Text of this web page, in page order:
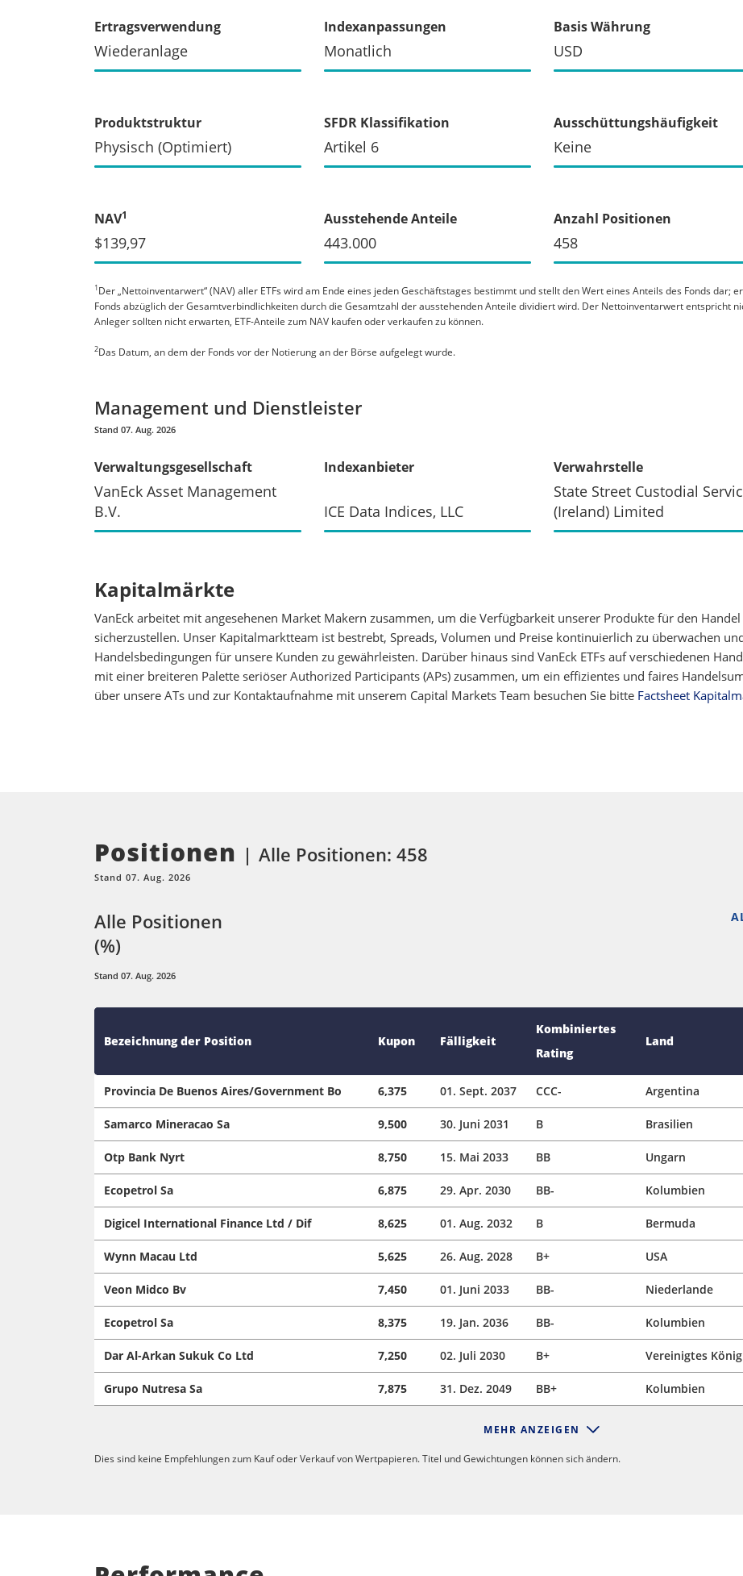
Ertragsverwendung
Wiederanlage
Indexanpassungen
Monatlich
Basis Währung
USD
Produktstruktur
Physisch (Optimiert)
SFDR Klassifikation
Artikel 6
Ausschüttungshäufigkeit
Keine
NAV1
$139,97
Ausstehende Anteile
443.000
Anzahl Positionen
458
1Der „Nettoinventarwert“ (NAV) aller ETFs wird am Ende eines jeden Geschäftstages bestimmt und stellt den Wert eines Anteils des Fonds dar;
Fonds abzüglich der Gesamtverbindlichkeiten durch die Gesamtzahl der ausstehenden Anteile dividiert wird. Der Nettoinventarwert entspricht
Anleger sollten nicht erwarten, ETF-Anteile zum NAV kaufen oder verkaufen zu können.
2Das Datum, an dem der Fonds vor der Notierung an der Börse aufgelegt wurde.
Management und Dienstleister
Stand 07. Aug. 2026
Verwaltungsgesellschaft
VanEck Asset Management
B.V.
Indexanbieter
ICE Data Indices, LLC
Verwahrstelle
State Street Custodial
(Ireland) Limited
Kapitalmärkte
VanEck arbeitet mit angesehenen Market Makern zusammen, um die Verfügbarkeit unserer Produkte für den
sicherzustellen. Unser Kapitalmarktteam ist bestrebt, Spreads, Volumen und Preise kontinuierlich zu überwachen
Handelsbedingungen für unsere Kunden zu gewährleisten. Darüber hinaus sind VanEck ETFs auf verschiedenen
mit einer breiteren Palette seriöser Authorized Participants (APs) zusammen, um ein effizientes und faires
über unsere ATs und zur Kontaktaufnahme mit unserem Capital Markets Team besuchen Sie bitte Factsheet
Positionen
Stand 07. Aug. 2026
Alle Positionen: 458
Alle Positionen
(%)
Stand 07. Aug. 2026
Bezeichnung der Position Kupon Fälligkeit
Kombiniertes
Rating
Land
Provincia De Buenos Aires/Government Bo 6,375 01. Sept. 2037 CCC- Argentina
Samarco Mineracao Sa 9,500 30. Juni 2031 B Brasilien
Otp Bank Nyrt 8,750 15. Mai 2033 BB Ungarn
Ecopetrol Sa 6,875 29. Apr. 2030 BB- Kolumbien
Digicel International Finance Ltd / Dif 8,625 01. Aug. 2032 B Bermuda
Wynn Macau Ltd 5,625 26. Aug. 2028 B+ USA
Veon Midco Bv 7,450 01. Juni 2033 BB- Niederlande
Ecopetrol Sa 8,375 19. Jan. 2036 BB- Kolumbien
Dar Al-Arkan Sukuk Co Ltd 7,250 02. Juli 2030 B+ Vereinigtes
Grupo Nutresa Sa 7,875 31. Dez. 2049 BB+ Kolumbien
MEHR ANZEIGEN
Dies sind keine Empfehlungen zum Kauf oder Verkauf von Wertpapieren. Titel und Gewichtungen können sich ändern.